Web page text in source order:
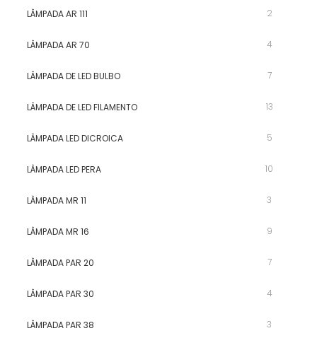
LÂMPADA AR 111 2
LÂMPADA AR 70 4
LÂMPADA DE LED BULBO 7
LÂMPADA DE LED FILAMENTO 13
LÂMPADA LED DICROICA 5
LÂMPADA LED PERA 10
LÂMPADA MR 11 3
LÂMPADA MR 16 9
LÂMPADA PAR 20 7
LÂMPADA PAR 30 4
LÂMPADA PAR 38 3